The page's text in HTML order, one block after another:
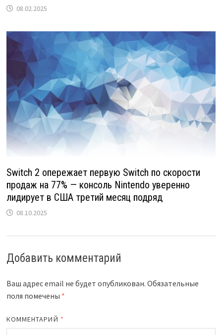
08.02.2025
Switch 2 опережает первую Switch по скорости
продаж на 77% — консоль Nintendo уверенно
лидирует в США третий месяц подряд
08.10.2025
Добавить комментарий
Ваш адрес email не будет опубликован. Обязательные
поля помечены *
КОММЕНТАРИЙ *